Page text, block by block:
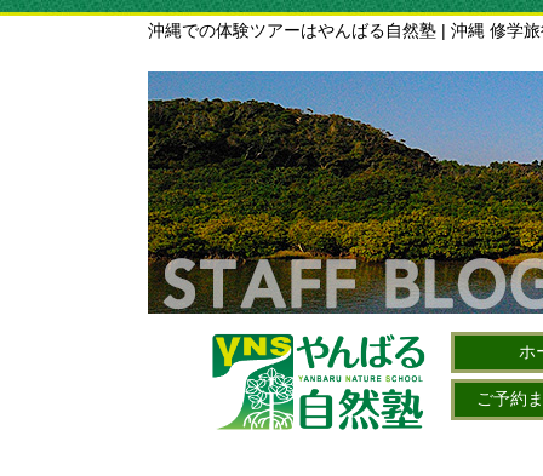
沖縄での体験ツアーはやんばる自然塾 | 沖縄 修学
ホ
ご予約